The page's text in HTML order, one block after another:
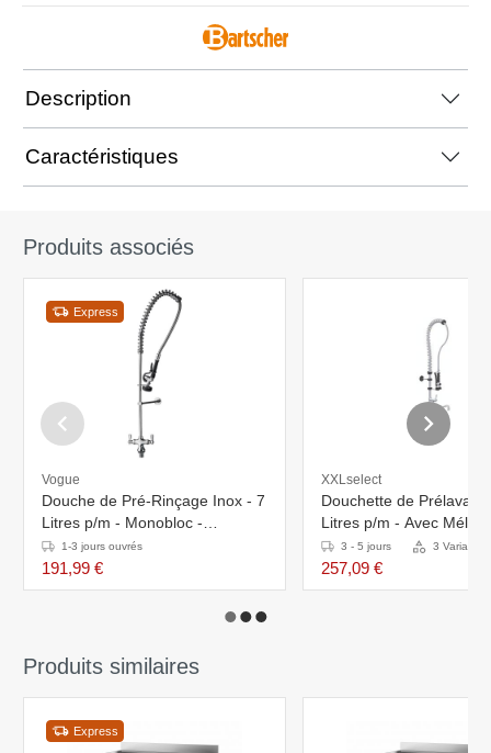
Description
Caractéristiques
Produits associés
Express
Vogue
Douche de Pré-Rinçage Inox - 7
Litres p/m - Monobloc -
1860x330x1160(h)mm
1-3 jours ouvrés
191,99 €
XXLselect
Douchette de
Litres p/m - Avec
Flexible - Bi Trous
3 - 5 jours 3 Variantes
257,09 €
Produits similaires
Express